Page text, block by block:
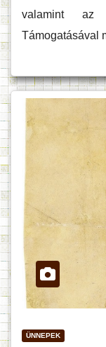
valamint az
Támogatásával
ÜNNEPEK